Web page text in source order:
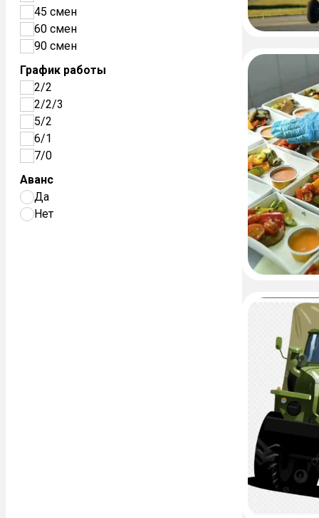
45 смен
60 смен
90 смен
График работы
2/2
2/2/3
5/2
6/1
7/0
Аванс
Да
Нет